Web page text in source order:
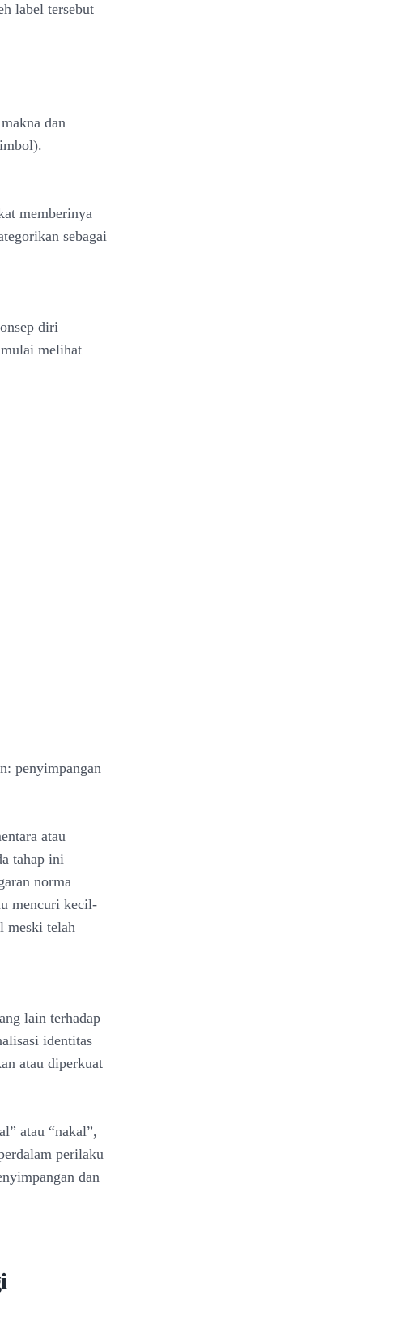
label tersebut
dan
memberinya
sebagai
diri
melihat
penyimpangan
atau
tahap ini
norma
mencuri kecil-
meski telah
lain terhadap
identitas
atau diperkuat
atau “nakal”,
perilaku
dan